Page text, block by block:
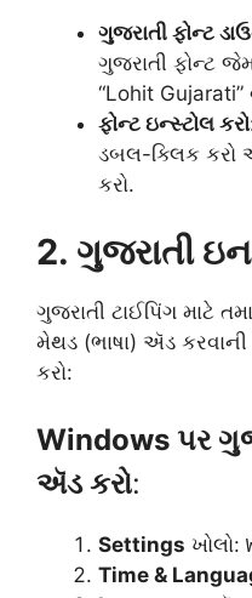
ગુજરાતી ફોન્ટ
ગુજરાતી ફોન્ટ
“Lohit Gujarati”
ફોન્ટ ઇન્સ્ટોલ કરો
ડબલ-ક્લિક કરો
કરો.
2. ગુજરાતી
ગુજરાતી ટાઈપિંગ માટે
મેથડ (ભાષા) ઍડ
કરો:
Windows પર
ઍડ કરો:
Settings ખોલો:
Time &